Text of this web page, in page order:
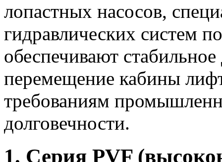
лопастных насосов,
гидравлических систем
обеспечивают
перемещение кабины
требованиям
долговечности.
1. Серия PVF